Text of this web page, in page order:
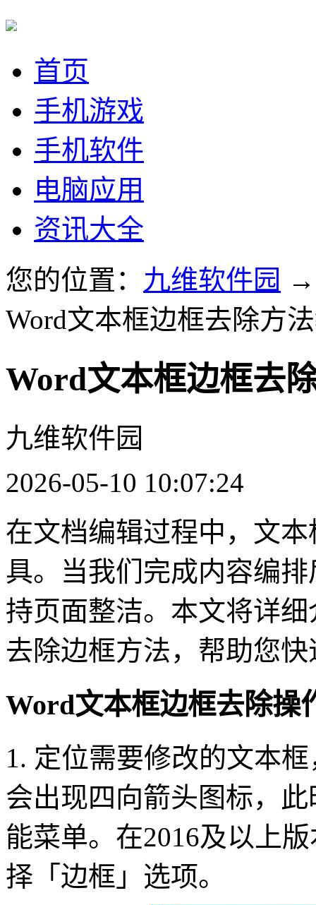
首页
手机游戏
手机软件
电脑应用
资讯大全
您的位置： 九维软件园
Word文本框边框去除方
Word文本框边框去
九维软件园
2026-05-10 10:07:24
在文档编辑过程中，文
具。当我们完成内容编
持页面整洁。本文将详
去除边框方法，帮助您
Word文本框边框去除操
1. 定位需要修改的文本
会出现四向箭头图标，
能菜单。在2016及以上
择「边框」选项。